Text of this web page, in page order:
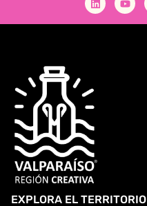
EXPLORA EL TERRITORIO